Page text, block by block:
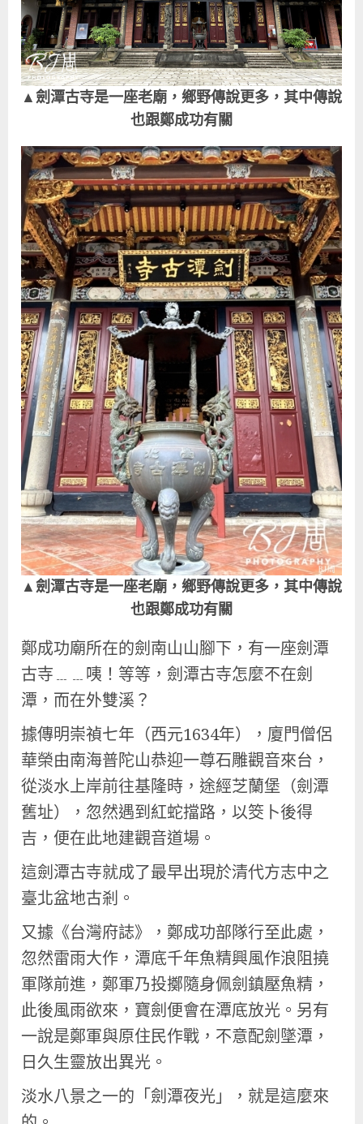
▲劍潭古寺是一座老廟，鄉野傳說更多，其中傳說
也跟鄭成功有關
▲劍潭古寺是一座老廟，鄉野傳說更多，其中傳說
也跟鄭成功有關
鄭成功廟所在的劍南山山腳下，有一座劍潭
古寺﹍﹍咦！等等，劍潭古寺怎麼不在劍
潭，而在外雙溪？
據傳明崇禎七年（西元1634年），廈門僧侶
華榮由南海普陀山恭迎一尊石雕觀音來台，
從淡水上岸前往基隆時，途經芝蘭堡（劍潭
舊址），忽然遇到紅蛇擋路，以筊卜後得
吉，便在此地建觀音道場。
這劍潭古寺就成了最早出現於清代方志中之
臺北盆地古剎。
又據《台灣府誌》，鄭成功部隊行至此處，
忽然雷雨大作，潭底千年魚精興風作浪阻撓
軍隊前進，鄭軍乃投擲隨身佩劍鎮壓魚精，
此後風雨欲來，寶劍便會在潭底放光。另有
一說是鄭軍與原住民作戰，不意配劍墜潭，
日久生靈放出異光。
淡水八景之一的「劍潭夜光」，就是這麼來